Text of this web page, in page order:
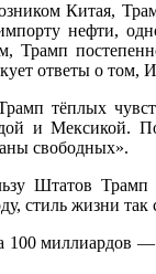
Китая,
нефти,
Трамп
ответы о том,
тёплых
и Мексикой.
свободных».
Штатов
стиль жизни так
миллиардов —